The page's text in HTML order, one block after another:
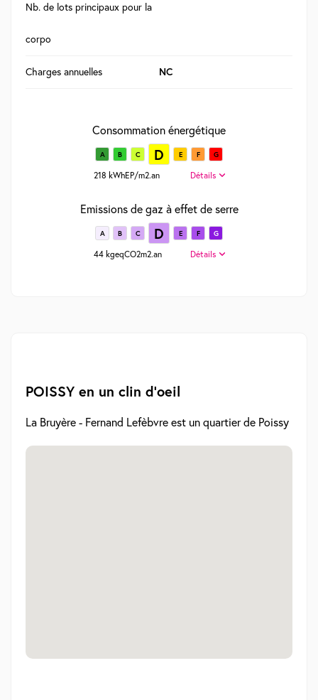
Nb. de lots principaux pour la
corpo
Charges annuelles NC
Consommation énergétique
A B C D E F G
218 kWhEP/m2.an Détails
Emissions de gaz à effet de serre
A B C D E F G
44 kgeqCO2m2.an Détails
POISSY en un clin d'oeil
La Bruyère - Fernand Lefèbvre est un quartier de Poissy